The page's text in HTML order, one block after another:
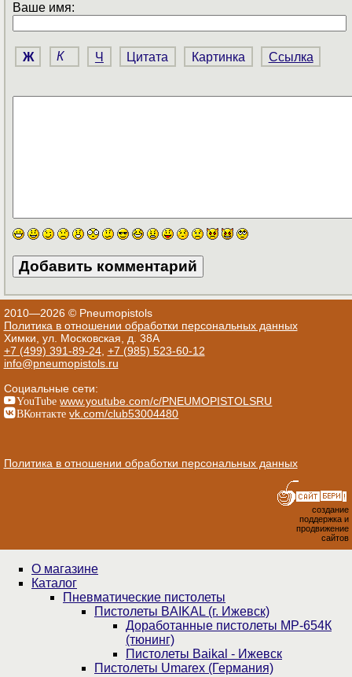
Ваше имя:
Ж К Ч Цитата Картинка Ссылка
2010—2026 © Pneumopistols
Политика в отношении обработки персональных данных
Химки, ул. Московская, д. 38А
+7 (499) 391-89-24, +7 (985) 523-60-12
info@pneumopistols.ru
Социальные сети:
YouTube www.youtube.com/c/PNEUMOPISTOLSRU
ВКонтакте vk.com/club53004480
Политика в отношении обработки персональных данных
создание
поддержка и
продвижение
сайтов
О магазине
Каталог
Пнев­ма­ти­чес­кие пистолеты
Пистолеты BAIKAL (г. Ижевск)
Доработанные пистолеты МР-654К
(тюнинг)
Пистолеты Baikal - Ижевск
Пистолеты Umarex (Германия)